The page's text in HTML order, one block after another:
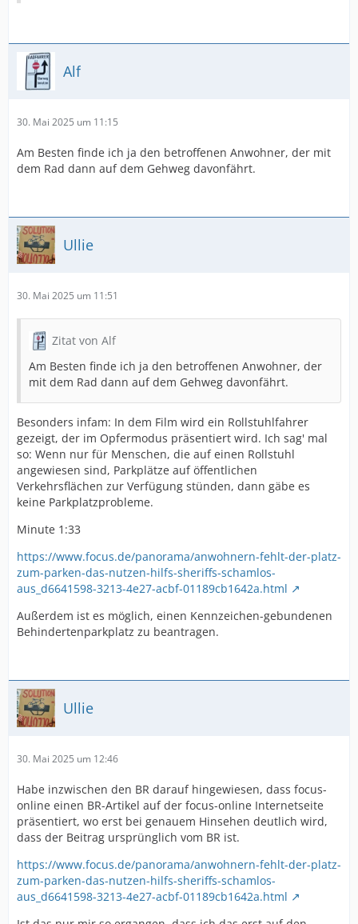
Alf
30. Mai 2025 um 11:15
Am Besten finde ich ja den betroffenen Anwohner, der mit
dem Rad dann auf dem Gehweg davonfährt.
Ullie
30. Mai 2025 um 11:51
Zitat von Alf
Am Besten finde ich ja den betroffenen Anwohner, der
mit dem Rad dann auf dem Gehweg davonfährt.
Besonders infam: In dem Film wird ein Rollstuhlfahrer
gezeigt, der im Opfermodus präsentiert wird. Ich sag' mal
so: Wenn nur für Menschen, die auf einen Rollstuhl
angewiesen sind, Parkplätze auf öffentlichen
Verkehrsflächen zur Verfügung stünden, dann gäbe es
keine Parkplatzprobleme.
Minute 1:33
https://www.focus.de/panorama/anwohnern-fehlt-der-platz-
zum-parken-das-nutzen-hilfs-sheriffs-schamlos-
aus_d6641598-3213-4e27-acbf-01189cb1642a.html
Außerdem ist es möglich, einen Kennzeichen-gebundenen
Behindertenparkplatz zu beantragen.
Ullie
30. Mai 2025 um 12:46
Habe inzwischen den BR darauf hingewiesen, dass focus-
online einen BR-Artikel auf der focus-online Internetseite
präsentiert, wo erst bei genauem Hinsehen deutlich wird,
dass der Beitrag ursprünglich vom BR ist.
https://www.focus.de/panorama/anwohnern-fehlt-der-platz-
zum-parken-das-nutzen-hilfs-sheriffs-schamlos-
aus_d6641598-3213-4e27-acbf-01189cb1642a.html